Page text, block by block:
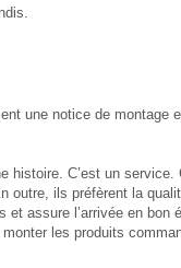
une notice de montage
histoire. C’est un service.
outre, ils préfèrent la
assure l’arrivée en bon
les produits